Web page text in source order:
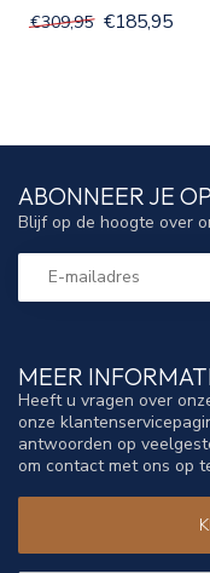
€309,95 €185,95
MEER
Heeft u vragen over
onze
antwoorden op
om contact met ons op
ABONNEER JE
Blijf op de hoogte over